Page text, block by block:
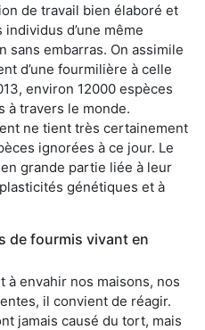
de travail bien élaboré et
d’une même
sans embarras. On assimile
d’une fourmilière à celle
environ 12000 espèces
à travers le monde.
ne tient très certainement
ignorées à ce jour. Le
grande partie liée à leur
génétiques et à
de fourmis vivant en
à envahir nos maisons, nos
il convient de réagir.
jamais causé du tort, mais